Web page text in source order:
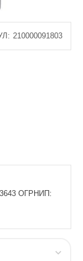
210000091803
ОГРНИП: